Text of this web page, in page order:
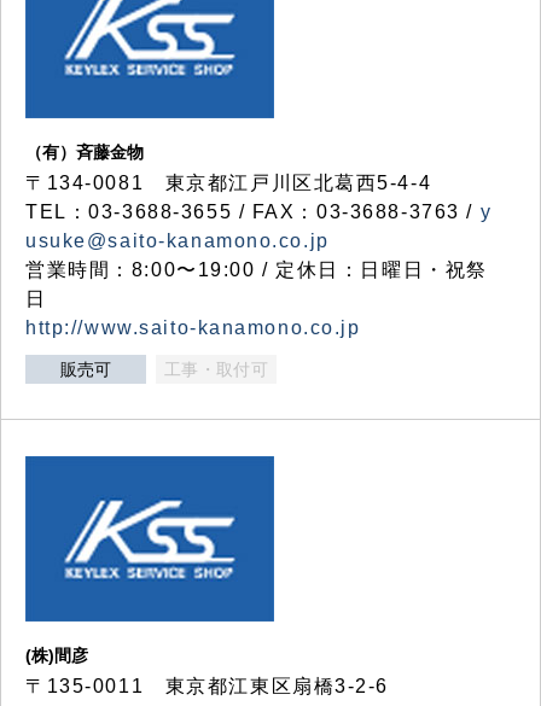
（有）斉藤金物
〒134-0081 東京都江戸川区北葛西5-4-4
TEL：03-3688-3655 / FAX：03-3688-3763 / y
usuke@saito-kanamono.co.jp
営業時間：8:00〜19:00 / 定休日：日曜日・祝祭
日
http://www.saito-kanamono.co.jp
販売可 工事・取付可
(株)間彦
〒135-0011 東京都江東区扇橋3-2-6